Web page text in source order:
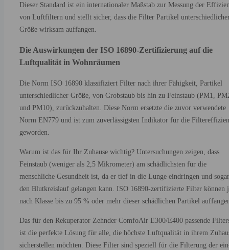
Dieser Standard ist ein internationaler Maßstab zur Messung der
von Luftfiltern und stellt sicher, dass die Filter Partikel
Größe wirksam auffangen.
Die Auswirkungen der ISO 16890-Zertifizierung auf die
Luftqualität in Wohnräumen
Die Norm ISO 16890 klassifiziert Filter nach ihrer Fähigkeit, Partikel
unterschiedlicher Größe, von Grobstaub bis hin zu Feinstaub (PM1,
und PM10), zurückzuhalten. Diese Norm ersetzte die zuvor verwendete
Norm EN779 und ist zum zuverlässigsten Indikator für die
geworden.
Warum ist das für Ihr Zuhause wichtig? Untersuchungen zeigen, dass
Feinstaub (weniger als 2,5 Mikrometer) am schädlichsten für die
menschliche Gesundheit ist, da er tief in die Lunge eindringen und
den Blutkreislauf gelangen kann. ISO 16890-zertifizierte Filter können
nach Klasse bis zu 95 % oder mehr dieser schädlichen Partikel
Das für den Rekuperator Zehnder ComfoAir E300/E400 passende
ist die perfekte Lösung für alle, die höchste Luftqualität in ihrem
sicherstellen möchten. Diese Filter sind speziell für die Filterung der